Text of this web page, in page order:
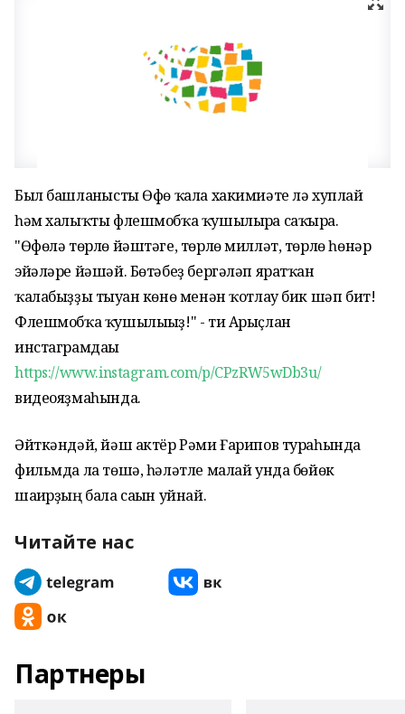
Был башланғысты Өфө ҡала хакимиәте лә хуплай
һәм халыҡты флешмобҡа ҡушылырға саҡыра.
"Өфөлә төрлө йәштәге, төрлө милләт, төрлө һөнәр
эйәләре йәшәй. Бөтәбеҙ бергәләп яратҡан
ҡалабыҙҙы тыуған көнө менән ҡотлау бик шәп бит!
Флешмобҡа ҡушылығыҙ!" - ти Арыҫлан
инстаграмдағы
https://www.instagram.com/p/CPzRW5wDb3u/
видеояҙмаһында.
Әйткәндәй, йәш актёр Рәми Ғарипов тураһында
фильмда ла төшә, һәләтле малай унда бөйөк
шағирҙың бала сағын уйнай.
Читайте нас
Партнеры